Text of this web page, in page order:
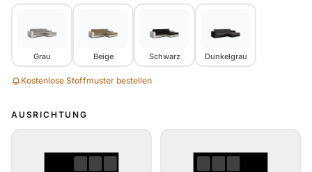
Grau Beige Schwarz Dunkelgrau
Kostenlose Stoffmuster bestellen
AUSRICHTUNG